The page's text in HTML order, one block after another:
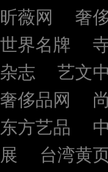
昕薇网
奢
世界名牌
杂志
艺文
奢侈品网
东方艺品
展
台湾黄